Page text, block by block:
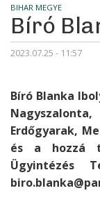
BIHAR MEGYE
Bíró
2023.07.25 - 11:57
Bíró Blanka
Erdőgyarak,
és a hozzá
Ügyintézés